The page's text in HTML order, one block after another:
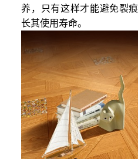
养，只有这样才能避免裂
长其使用寿命。